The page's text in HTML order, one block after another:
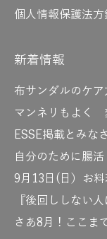
個人情報保護法方
新着情報
布サンダルのケア
マンネリもよく
ESSE掲載とみな
自分のために腸
9月13日(日）お料
『後回ししない
さあ8月！ここま